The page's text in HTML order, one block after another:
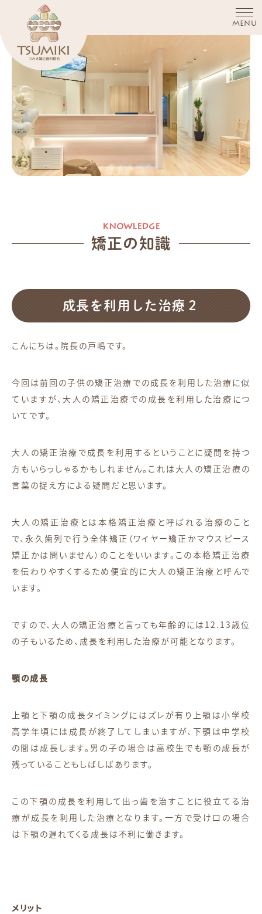
MENU
矯正の知識
成長を利用した治療２
こんにちは。院長の戸嶋です。
今回は前回の子供の矯正治療での成長を利用した治療に似
ていますが、大人の矯正治療での成長を利用した治療につ
いてです。
大人の矯正治療で成長を利用するということに疑問を持つ
方もいらっしゃるかもしれません。これは大人の矯正治療の
言葉の捉え方による疑問だと思います。
大人の矯正治療とは本格矯正治療と呼ばれる治療のこと
で、永久歯列で行う全体矯正（ワイヤー矯正かマウスピース
矯正かは問いません）のことをいいます。この本格矯正治療
を伝わりやすくするため便宜的に大人の矯正治療と呼んで
います。
ですので、大人の矯正治療と言っても年齢的には12.13歳位
の子もいるため、成長を利用した治療が可能となります。
顎の成長
上顎と下顎の成長タイミングにはズレが有り上顎は小学校
高学年頃には成長が終了してしまいますが、下顎は中学校
の間は成長します。男の子の場合は高校生でも顎の成長が
残っていることもしばしばあります。
この下顎の成長を利用して出っ歯を治すことに役立てる治
療が成長を利用した治療となります。一方で受け口の場合
は下顎の遅れてくる成長は不利に働きます。
メリット